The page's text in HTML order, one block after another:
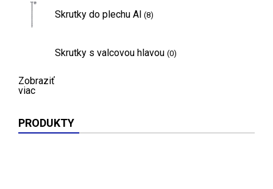
Skrutky do plechu Al (8)
Skrutky s valcovou hlavou (0)
Zobraziť
viac
PRODUKTY